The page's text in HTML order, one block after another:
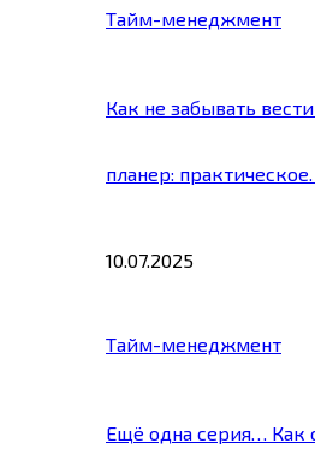
Тайм-менеджмент
Как не забывать
планер: практическое…
10.07.2025
Тайм-менеджмент
Ещё одна серия… Как